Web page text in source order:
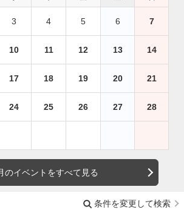
3 4 5 6 7
10 11 12 13 14
17 18 19 20 21
24 25 26 27 28
のイベントをすべて見る
条件を変更して検索